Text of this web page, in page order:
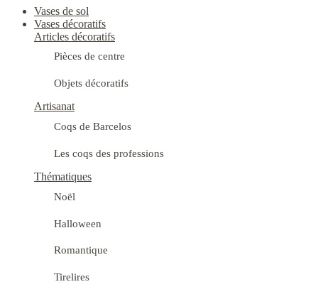
Vases de sol
Vases décoratifs
Articles décoratifs
Pièces de centre
Objets décoratifs
Artisanat
Coqs de Barcelos
Les coqs des professions
Thématiques
Noël
Halloween
Romantique
Tirelires